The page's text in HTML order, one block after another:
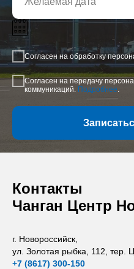
Согласен на обработку
Согласен на передачу
коммуникаций. Подробнее
Контакты
Чанган Центр
г. Новороссийск,
ул. Золотая рыбка, 112, тер.
+7 (8617) 300-150